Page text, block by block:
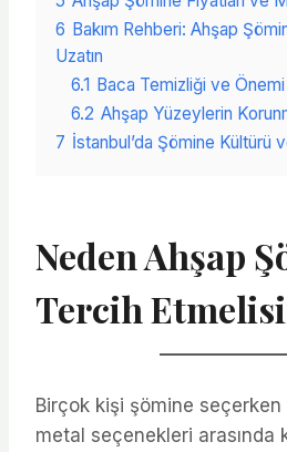
6 Bakım Rehberi: Ahşap
Uzatın
6.1 Baca Temizliği ve Önemi
6.2 Ahşap Yüzeylerin
7 İstanbul’da Şömine Kültürü
Neden Ahşap
Tercih
Birçok kişi şömine
metal seçenekleri arasında